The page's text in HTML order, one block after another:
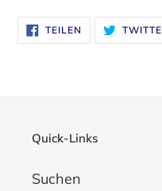
TEILEN
FACEBOOK
TEILEN
Quick-Links
Suchen